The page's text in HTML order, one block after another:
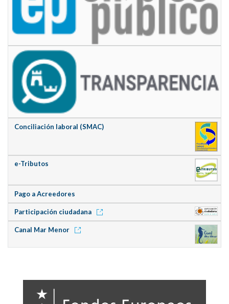
Conciliación laboral (SMAC)
e-Tributos
Pago a Acreedores
Participación ciudadana
Canal Mar Menor